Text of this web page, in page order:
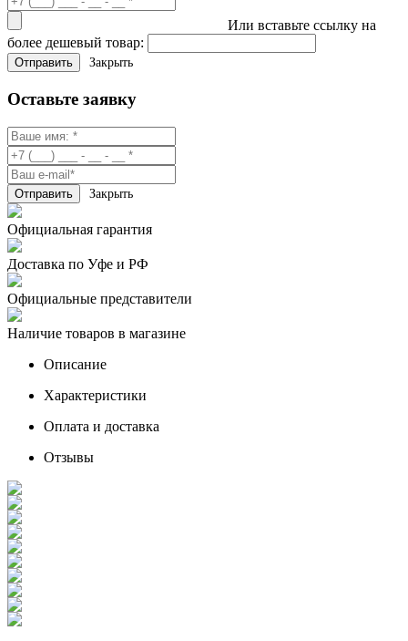
Или вставьте ссылку на
более дешевый товар:
Закрыть
Оставьте заявку
Закрыть
Официальная гарантия
Доставка по Уфе и РФ
Официальные представители
Наличие товаров в магазине
Описание
Характеристики
Оплата и доставка
Отзывы